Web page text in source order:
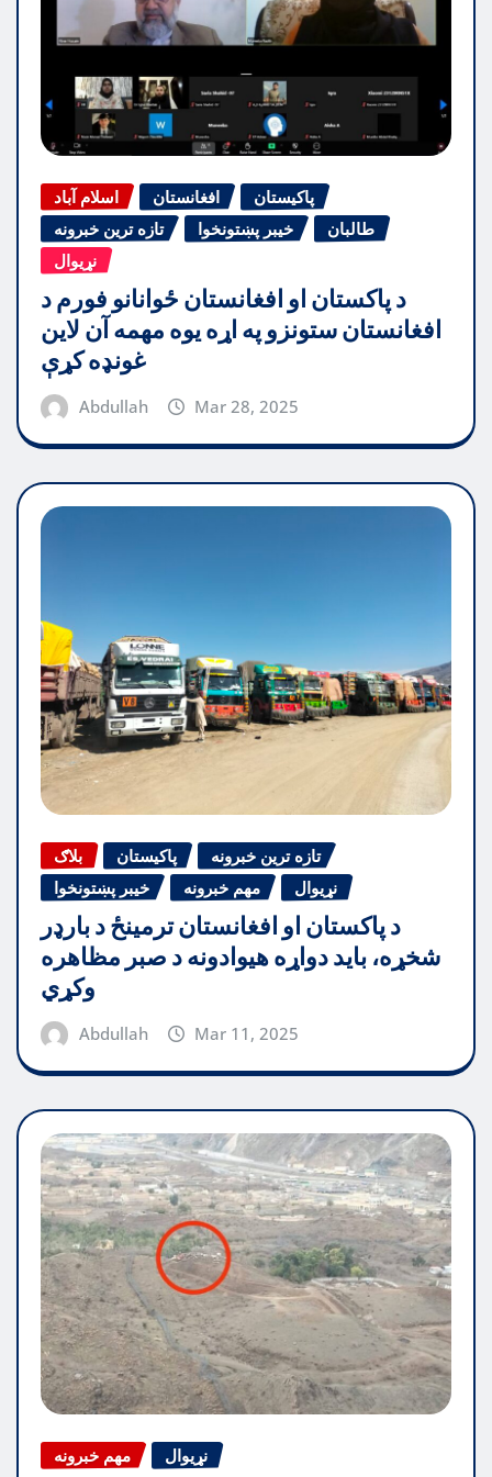
اسلام آباد افغانستان
پاکیستان
تازه ترین خبرونه
خیبر پښتونخوا
طالبان
نړیوال
د پاکستان او افغانستان ځوانانو فورم د
افغانستان ستونزو په اړه یوه مهمه آن لاین
غونډه کړې
Abdullah Mar 28, 2025
بلاګ پاکیستان
تازه ترین خبرونه
خیبر پښتونخوا
مهم خبرونه نړیوال
د پاکستان او افغانستان ترمینځ د بارډر
شخړه، باید دواړه هیوادونه د صبر مظاهره
وکړي
Abdullah Mar 11, 2025
مهم خبرونه نړیوال